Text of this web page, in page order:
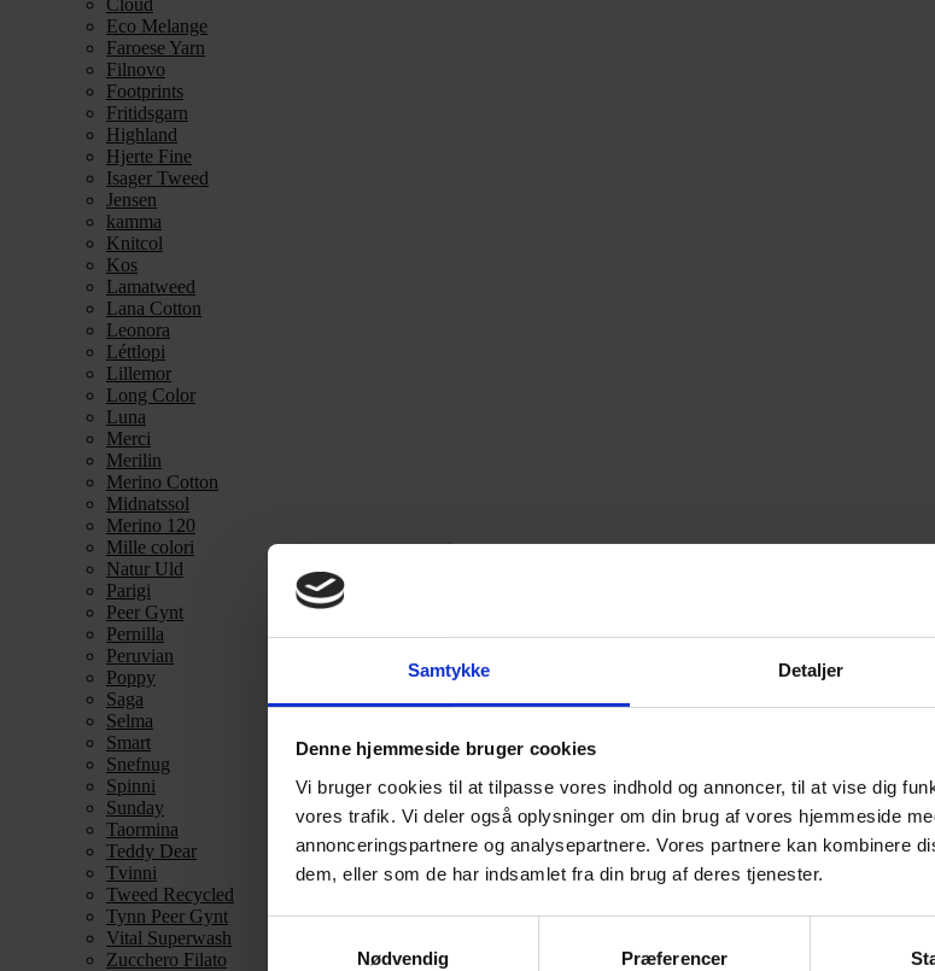
Samtykke Detaljer
Denne hjemmeside bruger cookies
Vi bruger cookies til at tilpasse vores indhold og annoncer, til at vise dig
vores trafik. Vi deler også oplysninger om din brug af vores hjemmeside
annonceringspartnere og analysepartnere. Vores partnere kan kombinere
dem, eller som de har indsamlet fra din brug af deres tjenester.
Nødvendig
Præferencer
Cloud
Eco Melange
Faroese Yarn
Filnovo
Footprints
Fritidsgarn
Highland
Hjerte Fine
Isager Tweed
Jensen
kamma
Knitcol
Kos
Lamatweed
Lana Cotton
Leonora
Léttlopi
Lillemor
Long Color
Luna
Merci
Merilin
Merino Cotton
Midnatssol
Merino 120
Mille colori
Natur Uld
Parigi
Peer Gynt
Pernilla
Peruvian
Poppy
Saga
Selma
Smart
Snefnug
Spinni
Sunday
Taormina
Teddy Dear
Tvinni
Tweed Recycled
Tynn Peer Gynt
Vital Superwash
Zucchero Filato